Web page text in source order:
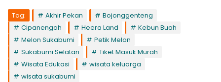
Tag: Akhir Pekan
Bojonggenteng
Cipanengah
Heera Land
Kebun Buah
Melon Sukabumi
Petik Melon
Sukabumi Selatan
Tiket Masuk Murah
Wisata Edukasi
wisata keluarga
wisata sukabumi